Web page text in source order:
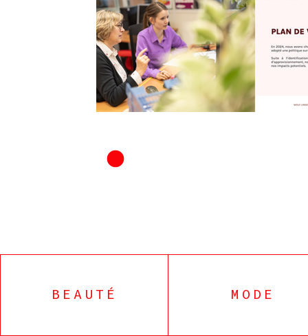
BEAUTÉ MODE